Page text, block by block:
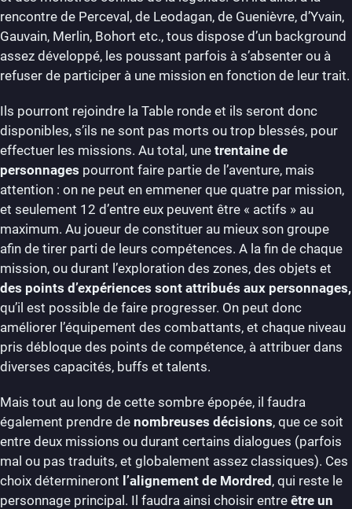
rencontre de Perceval, de Leodagan, de Guenièvre, d’Yvain,
Gauvain, Merlin, Bohort etc., tous dispose d’un background
assez développé, les poussant parfois à s’absenter ou à
refuser de participer à une mission en fonction de leur trait.
Ils pourront rejoindre la Table ronde et ils seront donc
disponibles, s’ils ne sont pas morts ou trop blessés, pour
effectuer les missions. Au total, une trentaine de
personnages pourront faire partie de l’aventure, mais
attention : on ne peut en emmener que quatre par mission,
et seulement 12 d’entre eux peuvent être « actifs » au
maximum. Au joueur de constituer au mieux son groupe
afin de tirer parti de leurs compétences. A la fin de chaque
mission, ou durant l’exploration des zones, des objets et
des points d’expériences sont attribués aux personnages,
qu’il est possible de faire progresser. On peut donc
améliorer l’équipement des combattants, et chaque niveau
pris débloque des points de compétence, à attribuer dans
diverses capacités, buffs et talents.
Mais tout au long de cette sombre épopée, il faudra
également prendre de nombreuses décisions, que ce soit
entre deux missions ou durant certains dialogues (parfois
mal ou pas traduits, et globalement assez classiques). Ces
choix détermineront l’alignement de Mordred, qui reste le
personnage principal. Il faudra ainsi choisir entre être un